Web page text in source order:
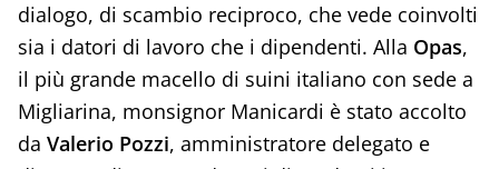
dialogo, di scambio reciproco, che vede coinvolti
sia i datori di lavoro che i dipendenti. Alla Opas,
il più grande macello di suini italiano con sede a
Migliarina, monsignor Manicardi è stato accolto
da Valerio Pozzi, amministratore delegato e